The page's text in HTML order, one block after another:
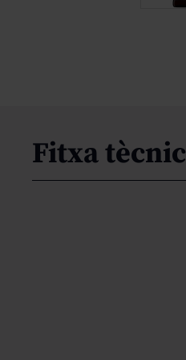
Fitxa